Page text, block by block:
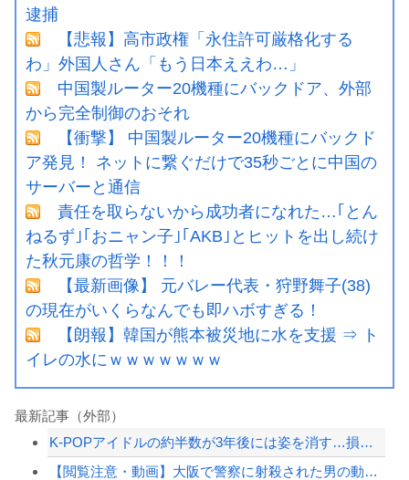
逮捕
【悲報】高市政権「永住許可厳格化する
わ」外国人さん「もう日本ええわ…」
中国製ルーター20機種にバックドア、外部
から完全制御のおそれ
【衝撃】 中国製ルーター20機種にバックド
ア発見！ ネットに繋ぐだけで35秒ごとに中国の
サーバーと通信
責任を取らないから成功者になれた…｢とん
ねるず｣｢おニャン子｣｢AKB｣とヒットを出し続け
た秋元康の哲学！！！
【最新画像】 元バレー代表・狩野舞子(38)
の現在がいくらなんでも即ハボすぎる！
【朗報】韓国が熊本被災地に水を支援 ⇒ ト
イレの水にｗｗｗｗｗｗｗ
最新記事（外部）
K-POPアイドルの約半数が3年後には姿を消す…損益分岐点突破は4％未満
【閲覧注意・動画】大阪で警察に射殺された男の動画、エグい 撃たれてから叫びながら...